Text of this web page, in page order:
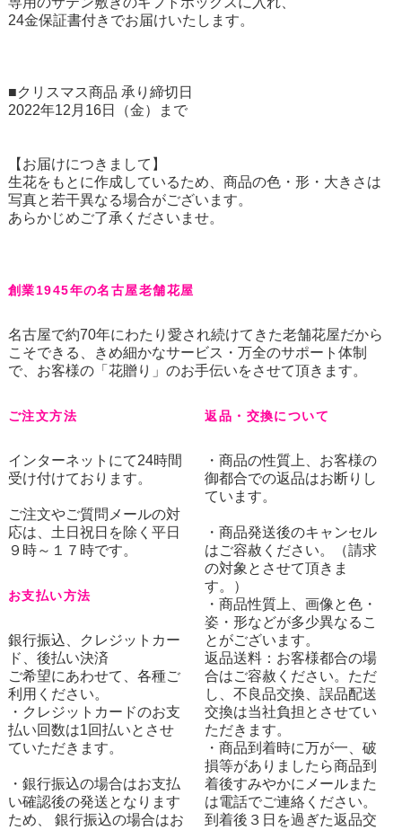
24金保証書付きでお届けいたします。
■クリスマス商品 承り締切日
2022年12月16日（金）まで
【お届けにつきまして】
生花をもとに作成しているため、商品の色・形・大きさは
写真と若干異なる場合がございます。
あらかじめご了承くださいませ。
創業1945年の名古屋老舗花屋
名古屋で約70年にわたり愛され続けてきた老舗花屋だから
こそできる、きめ細かなサービス・万全のサポート体制
で、お客様の「花贈り」のお手伝いをさせて頂きます。
ご注文方法
インターネットにて24時間
受け付けております。
ご注文やご質問メールの対
応は、土日祝日を除く平日
９時～１７時です。
お支払い方法
銀行振込、クレジットカー
ド、後払い決済
ご希望にあわせて、各種ご
利用ください。
・クレジットカードのお支
払い回数は1回払いとさせ
ていただきます。
・銀行振込の場合はお支払
い確認後の発送となります
ため、 銀行振込の場合はお
返品・交換について
・商品の性質上、お客様の
御都合での返品はお断りし
ています。
・商品発送後のキャンセル
はご容赦ください。（請求
の対象とさせて頂きま
す。）
・商品性質上、画像と色・
姿・形などが多少異なるこ
とがございます。
返品送料：お客様都合の場
合はご容赦ください。ただ
し、不良品交換、誤品配送
交換は当社負担とさせてい
ただきます。
・商品到着時に万が一、破
損等がありましたら商品到
着後すみやかにメールまた
は電話でご連絡ください。
到着後３日を過ぎた返品交